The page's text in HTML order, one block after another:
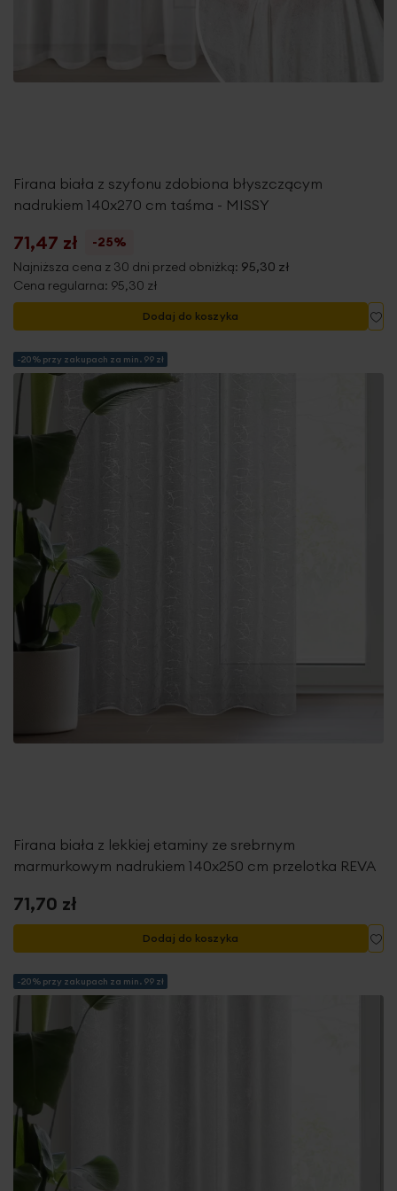
Firana biała z szyfonu zdobiona błyszczącym
nadrukiem 140x270 cm taśma - MISSY
71,47 zł
-25%
Najniższa cena z 30 dni przed obniżką: 95,30 zł
Cena regularna: 95,30 zł
Dodaj do koszyka
-20% przy zakupach za min. 99 zł
Firana biała z lekkiej etaminy ze srebrnym
marmurkowym nadrukiem 140x250 cm przelotka REVA
71,70 zł
Dodaj do koszyka
-20% przy zakupach za min. 99 zł